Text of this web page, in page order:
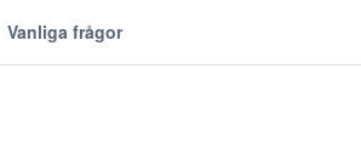
Vanliga frågor